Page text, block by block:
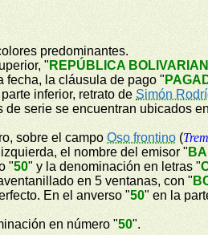
predominantes.
" REPÚBLICA
fecha, la cláusula de pago "
inferior, retrato deSimón
de serie se encuentran ubicados
sobre el campoOso frontino (
el nombre del emisor "
"50" y la denominación en letras "
en 5 ventanas, con "
En el anverso "50" en la
en número "50".